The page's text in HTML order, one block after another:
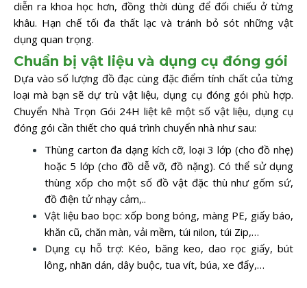
diễn ra khoa học hơn, đồng thời dùng để đối chiếu ở từng
khâu. Hạn chế tối đa thất lạc và tránh bỏ sót những vật
dụng quan trọng.
Chuẩn bị vật liệu và dụng cụ đóng gói
Dựa vào số lượng đồ đạc cùng đặc điểm tính chất của từng
loại mà bạn sẽ dự trù vật liệu, dụng cụ đóng gói phù hợp.
Chuyển Nhà Trọn Gói 24H liệt kê một số vật liệu, dụng cụ
đóng gói cần thiết cho quá trình chuyển nhà như sau:
Thùng carton đa dạng kích cỡ, loại 3 lớp (cho đồ nhẹ)
hoặc 5 lớp (cho đồ dễ vỡ, đồ nặng). Có thể sử dụng
thùng xốp cho một số đồ vật đặc thù như gốm sứ,
đồ điện tử nhạy cảm,..
Vật liệu bao bọc: xốp bong bóng, màng PE, giấy báo,
khăn cũ, chăn màn, vải mềm, túi nilon, túi Zip,…
Dụng cụ hỗ trợ: Kéo, băng keo, dao rọc giấy, bút
lông, nhãn dán, dây buộc, tua vít, búa, xe đẩy,…